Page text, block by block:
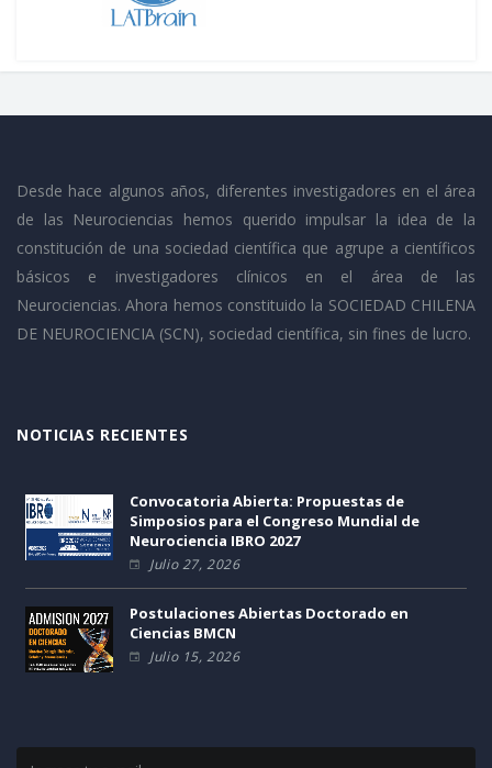
Desde hace algunos años, diferentes investigadores en el área
de las Neurociencias hemos querido impulsar la idea de la
constitución de una sociedad científica que agrupe a científicos
básicos e investigadores clínicos en el área de las
Neurociencias. Ahora hemos constituido la SOCIEDAD CHILENA
DE NEUROCIENCIA (SCN), sociedad científica, sin fines de lucro.
NOTICIAS RECIENTES
Convocatoria Abierta: Propuestas de
Simposios para el Congreso Mundial de
Neurociencia IBRO 2027
Julio 27, 2026
Postulaciones Abiertas Doctorado en
Ciencias BMCN
Julio 15, 2026